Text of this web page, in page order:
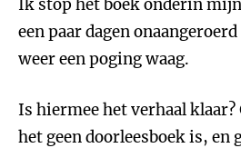
Ik stop het boek onderin
een paar dagen
weer een poging waag.
Is hiermee het verhaal
het geen doorleesboek is, en